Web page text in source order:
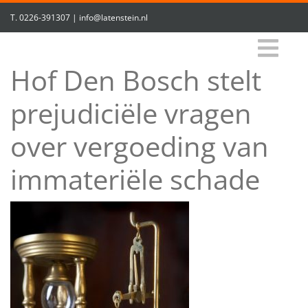
T.0226-391307 | info@latenstein.nl
Hof Den Bosch stelt
prejudiciële vragen
over vergoeding van
immateriële schade